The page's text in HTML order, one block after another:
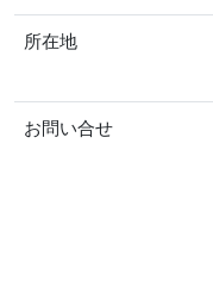
所在地
お問い合せ